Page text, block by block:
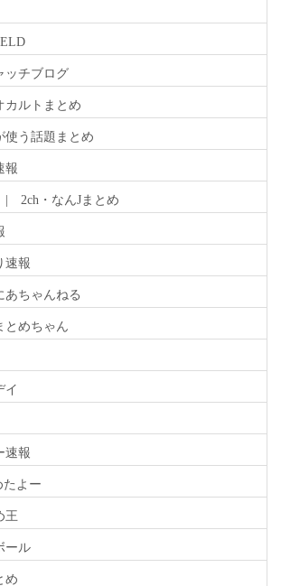
チブログ
ルトまとめ
う話題まとめ
報
2ch・なんJまとめ
速報
ちゃんねる
めちゃん
イ
速報
よー
王
ール
め